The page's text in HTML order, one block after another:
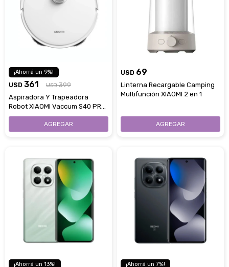
9
USD 361 USD 399
Aspiradora Y Trapeadora
Robot XIAOMI Vaccum S40 PRO
Compatible Con App Xiaomi
USD 69
Linterna Recargable Camping
Multifunción XIAOMI 2 en 1
13 7